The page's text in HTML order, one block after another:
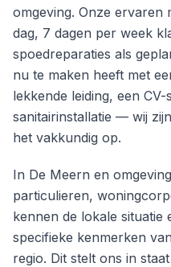
omgeving. Onze
dag, 7 dagen per week
spoedreparaties als
nu te maken heeft met
lekkende leiding, een
sanitairinstallatie — wij
het vakkundig op.
In De Meern en
particulieren,
kennen de lokale situatie
specifieke kenmerken
regio. Dit stelt ons in